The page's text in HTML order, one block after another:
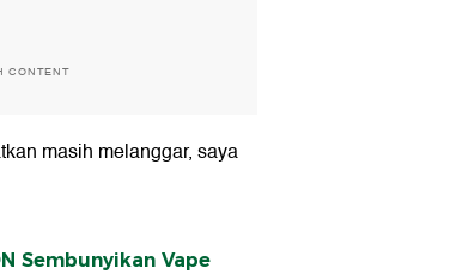
CONTENT
masih melanggar, saya
Sembunyikan Vape